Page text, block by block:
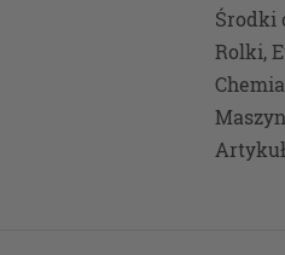
Środki
Rolki,
Jeśli